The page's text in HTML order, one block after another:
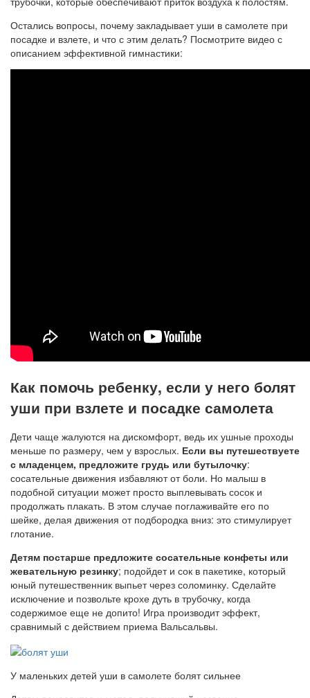
Остались вопросы, почему закладывает уши в самолете при
посадке и взлете, и что с этим делать? Посмотрите видео с
описанием эффективной гимнастики:
Как помочь ребенку, если у него болят
уши при взлете и посадке самолета
Дети чаще жалуются на дискомфорт, ведь их ушные проходы
меньше по размеру, чем у взрослых. Если вы путешествуете
с младенцем, предложите грудь или бутылочку:
сосательные движения избавляют от боли. Но малыш в
подобной ситуации может просто выплевывать сосок и
продолжать плакать. В этом случае поглаживайте его по
шейке, делая движения от подбородка вниз: это стимулирует
глотание.
Детям постарше предложите сосательные конфеты или
жевательную резинку; подойдет и сок в пакетике, который
юный путешественник выпьет через соломинку. Сделайте
исключение и позвольте крохе дуть в трубочку, когда
содержимое еще не допито! Игра производит эффект,
сравнимый с действием приема Вальсальвы.
У маленьких детей уши в самолете болят сильнее